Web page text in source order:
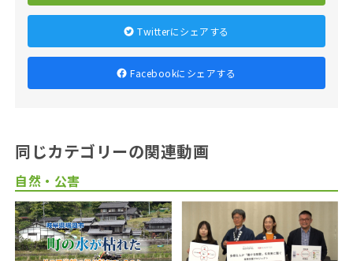
Twitterにシェアする
Facebookにシェアする
同じカテゴリーの関連動画
自然・公害